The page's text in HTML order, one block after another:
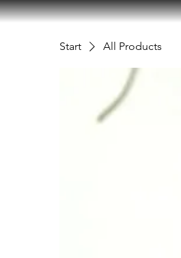
Start All Products